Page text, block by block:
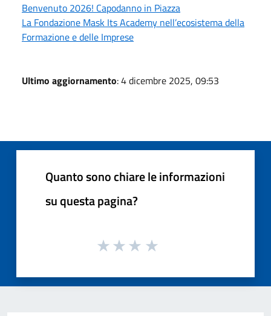
Benvenuto 2026! Capodanno in Piazza
La Fondazione Mask Its Academy nell’ecosistema della
Formazione e delle Imprese
Ultimo aggiornamento: 4 dicembre 2025, 09:53
Quanto sono chiare le informazioni
su questa pagina?